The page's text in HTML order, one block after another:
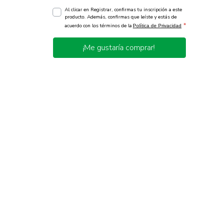
Al clicar en Registrar, confirmas tu inscripción a este
producto. Además, confirmas que leíste y estás de
acuerdo con los términos de la Política de Privacidad *
¡Me gustaría comprar!